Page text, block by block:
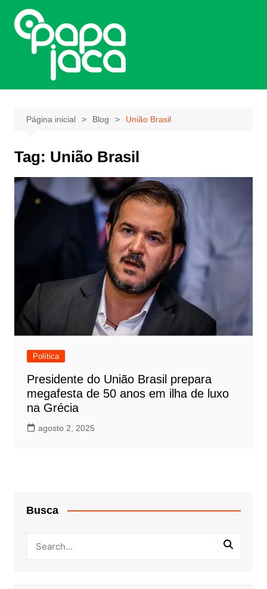
para
conteúdo
Página inicial Blog União Brasil
Tag: União Brasil
Política
Presidente do União Brasil prepara
megafesta de 50 anos em ilha de luxo
na Grécia
agosto 2, 2025
Busca